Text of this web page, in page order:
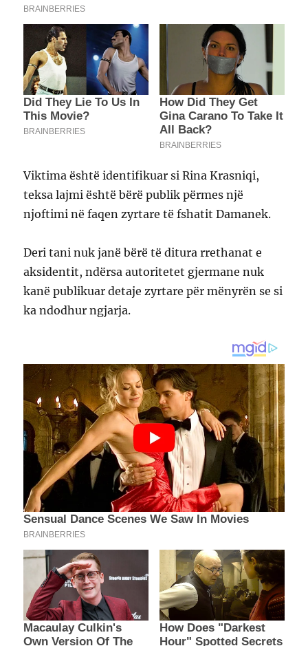
Viktima është identifikuar si Rina Krasniqi,
teksa lajmi është bërë publik përmes një
njoftimi në faqen zyrtare të fshatit Damanek.
Deri tani nuk janë bërë të ditura rrethanat e
aksidentit, ndërsa autoritetet gjermane nuk
kanë publikuar detaje zyrtare për mënyrën se si
ka ndodhur ngjarja.